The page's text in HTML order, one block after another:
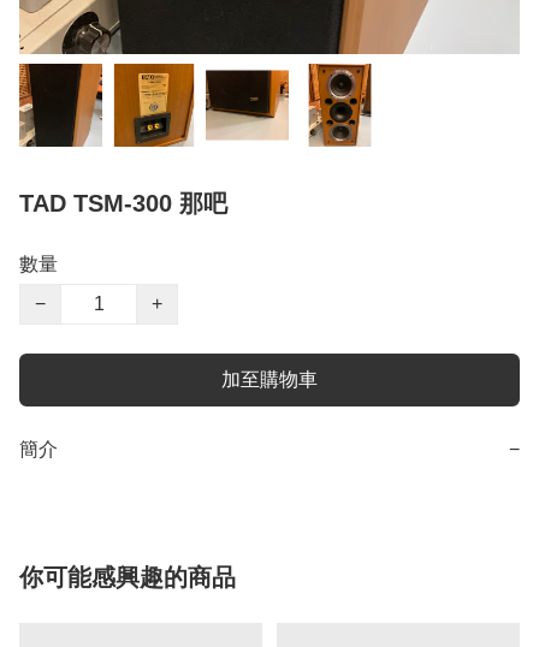
TAD TSM-300 那吧
數量
−
+
加至購物車
簡介 −
你可能感興趣的商品